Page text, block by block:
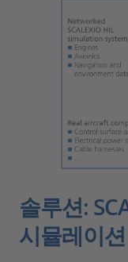
솔루션:
시뮬레이션